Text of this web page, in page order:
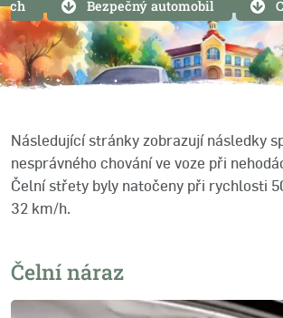
Bezpečný automobil
Následující stránky zobrazují následky
nesprávného chování ve voze při
Čelní střety byly natočeny při rychlosti
32 km/h.
Čelní náraz